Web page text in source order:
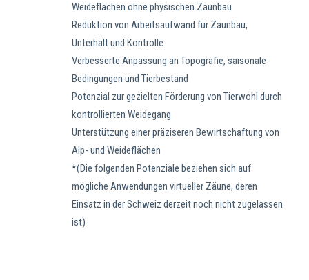
Weideflächen ohne physischen Zaunbau
Reduktion von Arbeitsaufwand für Zaunbau,
Unterhalt und Kontrolle
Verbesserte Anpassung an Topografie, saisonale
Bedingungen und Tierbestand
Potenzial zur gezielten Förderung von Tierwohl durch
kontrollierten Weidegang
Unterstützung einer präziseren Bewirtschaftung von
Alp- und Weideflächen
*(Die folgenden Potenziale beziehen sich auf
mögliche Anwendungen virtueller Zäune, deren
Einsatz in der Schweiz derzeit noch nicht zugelassen
ist)